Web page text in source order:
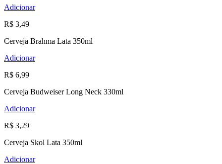
Adicionar
R$ 3,49
Cerveja Brahma Lata 350ml
Adicionar
R$ 6,99
Cerveja Budweiser Long Neck 330ml
Adicionar
R$ 3,29
Cerveja Skol Lata 350ml
Adicionar